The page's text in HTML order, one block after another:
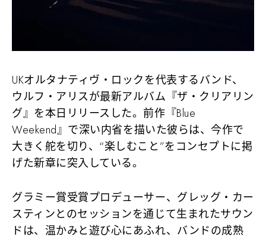
UKオルタナティヴ・ロックを代表するバンド、
ウルフ・アリスが最新アルバム『ザ・クリアリン
グ』を本日リリースした。前作『Blue
Weekend』で深い内省を描いた彼らは、今作で
大きく舵を切り、“楽しむこと”をコンセプトに掲
げた新章に突入している。
グラミー賞受賞プロデューサー、グレッグ・カー
スティンとのセッションを通じて生まれたサウン
ドは、温かみと遊び心にあふれ、バンドの成熟